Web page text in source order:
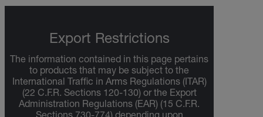
Export Restrictions
The information contained in this page pertains
to products that may be subject to the
International Traffic in Arms Regulations (ITAR)
(22 C.F.R. Sections 120-130) or the Export
Administration Regulations (EAR) (15 C.F.R.